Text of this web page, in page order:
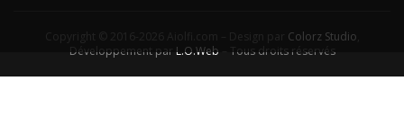
Colorz Studio
Développement par L.O.Web – Tous droits réservés